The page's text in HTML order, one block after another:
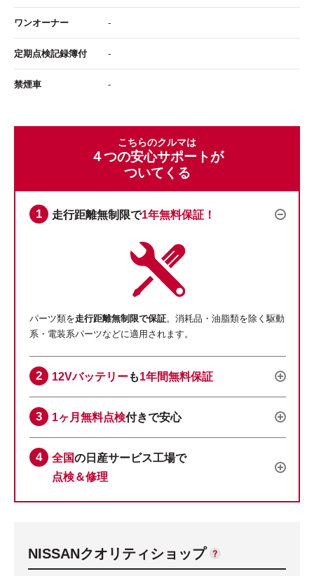
ワンオーナー -
定期点検記録簿付 -
禁煙車 -
こちらのクルマは
４つの安心サポートが
ついてくる
走行距離無制限で1年無料保証！
パーツ類を走行距離無制限で保証。消耗品・油脂類を除く駆動
系・電装系パーツなどに適用されます。
12Vバッテリーも1年間無料保証
1ヶ月無料点検付きで安心
全国の日産サービス工場で
点検＆修理
NISSANクオリティショップ